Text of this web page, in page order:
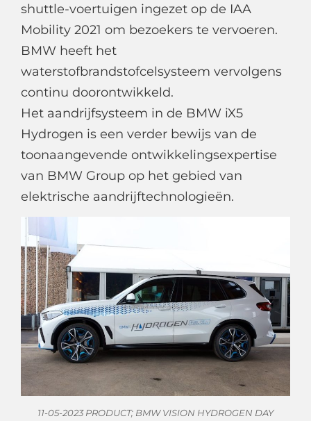
shuttle-voertuigen ingezet op de IAA
Mobility 2021 om bezoekers te vervoeren.
BMW heeft het
waterstofbrandstofcelsysteem vervolgens
continu doorontwikkeld.
Het aandrijfsysteem in de BMW iX5
Hydrogen is een verder bewijs van de
toonaangevende ontwikkelingsexpertise
van BMW Group op het gebied van
elektrische aandrijftechnologieën.
11-05-2023 PRODUCT; BMW VISION HYDROGEN DAY